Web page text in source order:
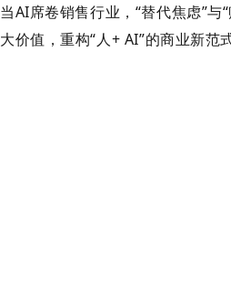
当AI席卷销售行业，“替代焦虑”与
大价值，重构“人+ AI”的商业新范式